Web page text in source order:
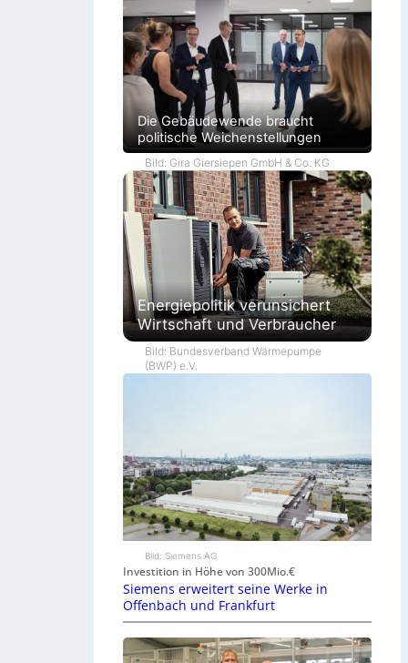
Die Gebäudewende braucht
politische Weichenstellungen
Bild: Gira Giersiepen GmbH & Co. KG
Energiepolitik verunsichert
Wirtschaft und Verbraucher
Bild: Bundesverband Wärmepumpe
(BWP) e.V.
Bild: Siemens AG
Investition in Höhe von 300Mio.€
Siemens erweitert seine Werke in
Offenbach und Frankfurt